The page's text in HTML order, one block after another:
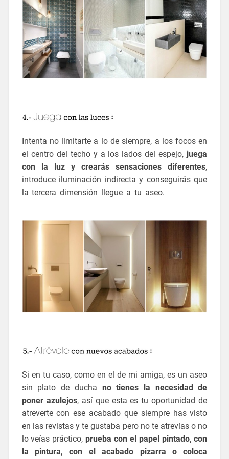
Intenta no limitarte a lo de siempre, a los focos en
el centro del techo y a los lados del espejo, juega
con la luz y crearás sensaciones diferentes,
introduce iluminación indirecta y conseguirás que
la tercera dimensión llegue a tu aseo.
Si en tu caso, como en el de mi amiga, es un aseo
sin plato de ducha no tienes la necesidad de
poner azulejos, así que esta es tu oportunidad de
atreverte con ese acabado que siempre has visto
en las revistas y te gustaba pero no te atrevías o no
lo veías práctico,prueba con el papel pintado, con
la pintura, con el acabado pizarra o coloca